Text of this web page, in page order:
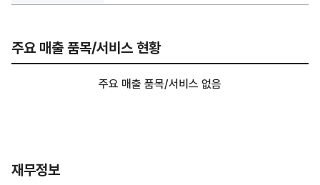
주요 매출 품목/서비스 현황
주요 매출 품목/서비스 없음
재무정보